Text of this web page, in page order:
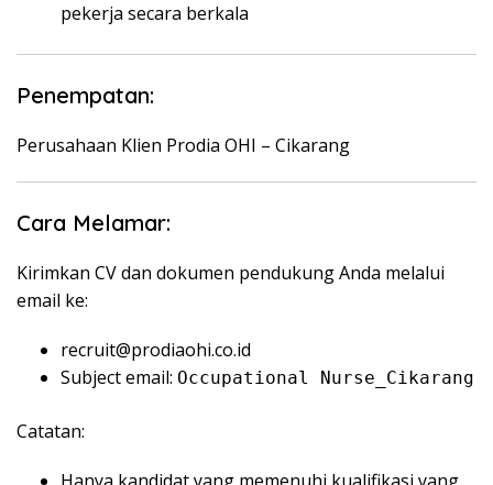
pekerja secara berkala
Penempatan:
Perusahaan Klien Prodia OHI – Cikarang
Cara Melamar:
Kirimkan CV dan dokumen pendukung Anda melalui
email ke:
recruit@prodiaohi.co.id
Subject email: Occupational Nurse_Cikarang
Catatan: